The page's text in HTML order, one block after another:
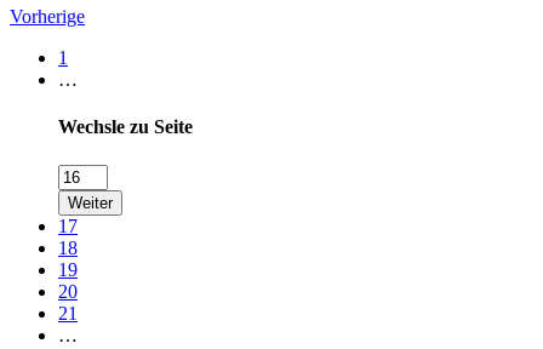
Vorherige
1
…
Wechsle zu Seite
Weiter
17
18
19
20
21
…